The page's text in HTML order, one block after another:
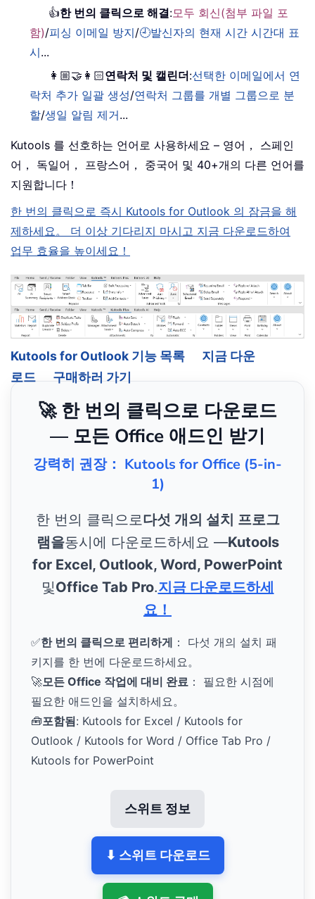
👍한 번의 클릭으로 해결:모두 회신(첨부 파일 포
함)/피싱 이메일 방지/🕘발신자의 현재 시간 시간대 표
시...
👩🏼‍🤝‍👩🏻연락처 및 캘린더:선택한 이메일에서 연
락처 추가 일괄 생성/연락처 그룹를 개별 그룹으로 분
할/생일 알림 제거...
Kutools 를 선호하는 언어로 사용하세요 – 영어， 스페인
어， 독일어， 프랑스어， 중국어 및 40+개의 다른 언어를
지원합니다！
한 번의 클릭으로 즉시 Kutools for Outlook 의 잠금을 해
제하세요。 더 이상 기다리지 마시고 지금 다운로드하여
업무 효율을 높이세요！
Kutools for Outlook 기능 목록
지금 다운
로드
구매하러 가기
🚀 한 번의 클릭으로 다운로드
— 모든 Office 애드인 받기
강력히 권장： Kutools for Office (5-in-
1)
한 번의 클릭으로다섯 개의 설치 프로그
램을동시에 다운로드하세요 —Kutools
for Excel, Outlook, Word, PowerPoint
및Office Tab Pro.지금 다운로드하세
요！
✅한 번의 클릭으로 편리하게 ： 다섯 개의 설치 패
키지를 한 번에 다운로드하세요。
🚀모든 Office 작업에 대비 완료 ： 필요한 시점에
필요한 애드인을 설치하세요。
🧰포함됨: Kutools for Excel / Kutools for
Outlook / Kutools for Word / Office Tab Pro /
Kutools for PowerPoint
스위트 정보
⬇ 스위트 다운로드